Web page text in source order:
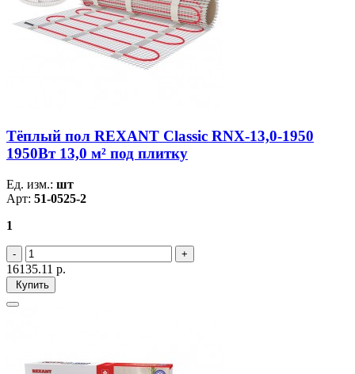
Тёплый пол REXANT Classic RNX-13,0-1950
1950Вт 13,0 м² под плитку
Ед. изм.: шт
Арт: 51-0525-2
1
16135.11 р.
Купить